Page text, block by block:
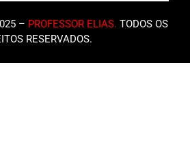
– PROFESSOR ELIAS. TODOS OS
RESERVADOS.